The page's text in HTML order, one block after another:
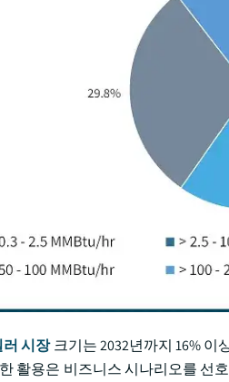
러 시장크기는 2032년까지 16% 이
활용은 비즈니스 시나리오를 선